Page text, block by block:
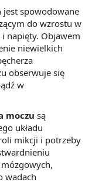
jest spowodowane
do wzrostu w
napięty. Objawem
niewielkich
obserwuje się
w
moczu są
układu
mikcji i potrzeby
wadach